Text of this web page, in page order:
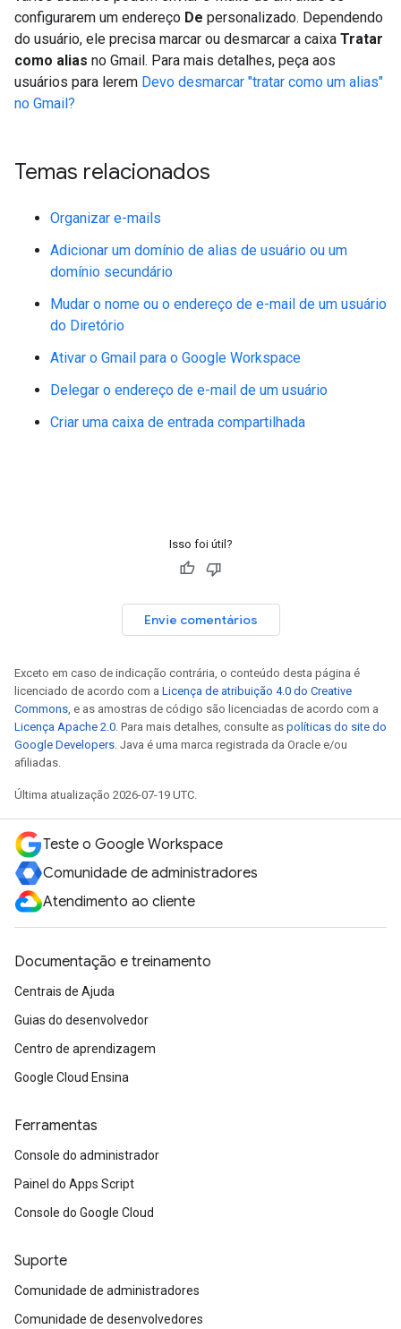
configurarem um endereço De personalizado. Dependendo
do usuário, ele precisa marcar ou desmarcar a caixa Tratar
como alias no Gmail. Para mais detalhes, peça aos
usuários para lerem Devo desmarcar "tratar como um alias"
no Gmail?
Temas relacionados
Organizar e-mails
Adicionar um domínio de alias de usuário ou um
domínio secundário
Mudar o nome ou o endereço de e-mail de um usuário
do Diretório
Ativar o Gmail para o Google Workspace
Delegar o endereço de e-mail de um usuário
Criar uma caixa de entrada compartilhada
Isso foi útil?
Envie comentários
Exceto em caso de indicação contrária, o conteúdo desta página é
licenciado de acordo com a Licença de atribuição 4.0 do Creative
Commons, e as amostras de código são licenciadas de acordo com a
Licença Apache 2.0. Para mais detalhes, consulte as políticas do site do
Google Developers. Java é uma marca registrada da Oracle e/ou
afiliadas.
Última atualização 2026-07-19 UTC.
Teste o Google Workspace
Comunidade de administradores
Atendimento ao cliente
Documentação e treinamento
Centrais de Ajuda
Guias do desenvolvedor
Centro de aprendizagem
Google Cloud Ensina
Ferramentas
Console do administrador
Painel do Apps Script
Console do Google Cloud
Suporte
Comunidade de administradores
Comunidade de desenvolvedores